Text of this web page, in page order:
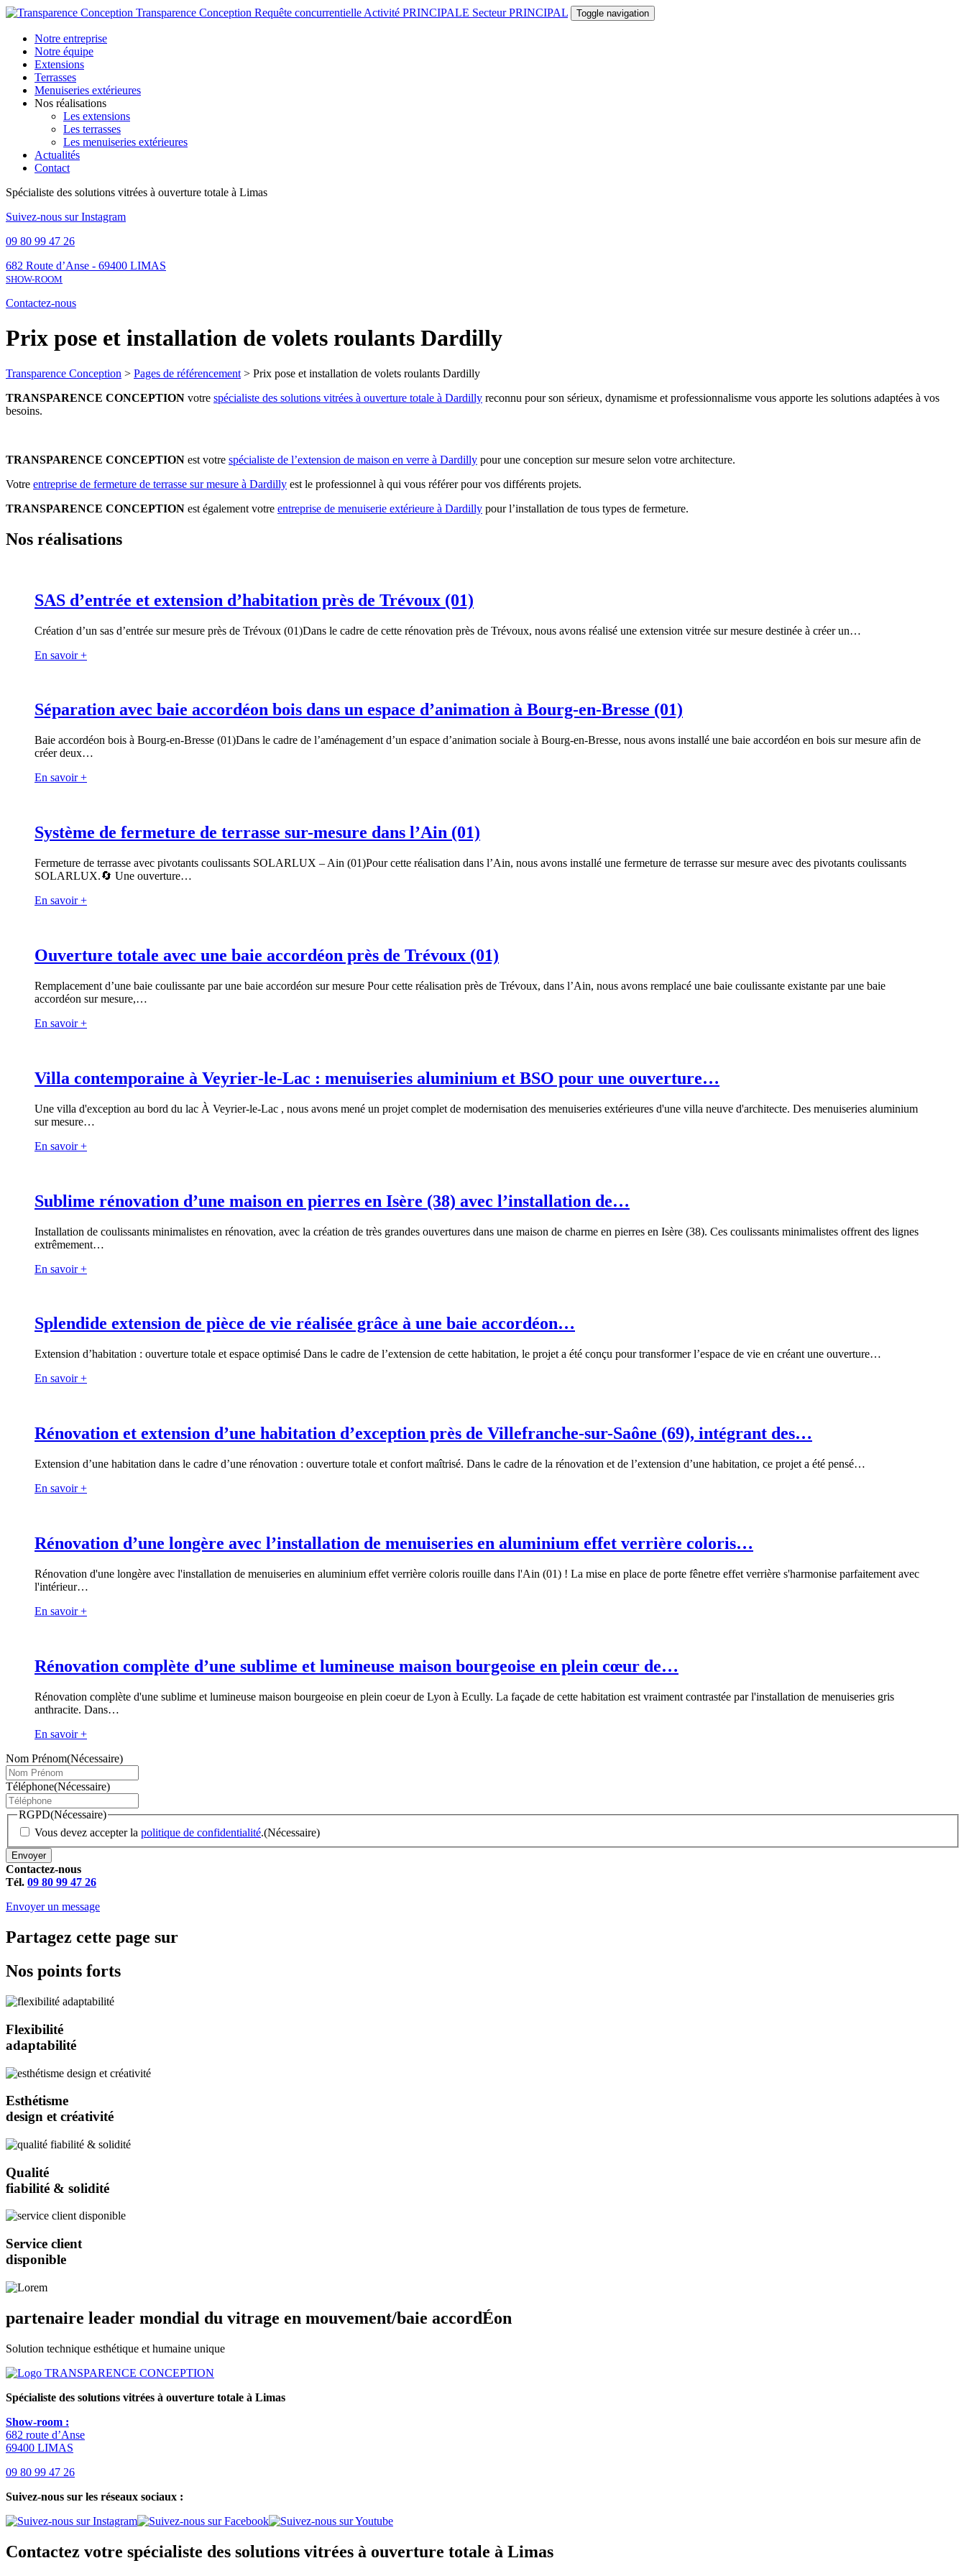
Transparence Conception Requête concurrentielle Activité PRINCIPALE Secteur PRINCIPAL Toggle navigation
Notre entreprise
Notre équipe
Extensions
Terrasses
Menuiseries extérieures
Nos réalisations
Les extensions
Les terrasses
Les menuiseries extérieures
Actualités
Contact
Spécialiste des solutions vitrées à ouverture totale à Limas
Suivez-nous sur Instagram
09 80 99 47 26
682 Route d’Anse - 69400 LIMAS
SHOW-ROOM
Contactez-nous
Prix pose et installation de volets roulants Dardilly
Transparence Conception > Pages de référencement > Prix pose et installation de volets roulants Dardilly
TRANSPARENCE CONCEPTION votre spécialiste des solutions vitrées à ouverture totale à Dardilly reconnu pour son sérieux, dynamisme et professionnalisme vous apporte les solutions adaptées à vos
besoins.
TRANSPARENCE CONCEPTION est votre spécialiste de l’extension de maison en verre à Dardilly pour une conception sur mesure selon votre architecture.
Votre entreprise de fermeture de terrasse sur mesure à Dardilly est le professionnel à qui vous référer pour vos différents projets.
TRANSPARENCE CONCEPTION est également votre entreprise de menuiserie extérieure à Dardilly pour l’installation de tous types de fermeture.
Nos réalisations
SAS d’entrée et extension d’habitation près de Trévoux (01)
Création d’un sas d’entrée sur mesure près de Trévoux (01)Dans le cadre de cette rénovation près de Trévoux, nous avons réalisé une extension vitrée sur mesure destinée à créer un…
En savoir +
Séparation avec baie accordéon bois dans un espace d’animation à Bourg-en-Bresse (01)
Baie accordéon bois à Bourg-en-Bresse (01)Dans le cadre de l’aménagement d’un espace d’animation sociale à Bourg-en-Bresse, nous avons installé une baie accordéon en bois sur mesure afin de
créer deux…
En savoir +
Système de fermeture de terrasse sur-mesure dans l’Ain (01)
Fermeture de terrasse avec pivotants coulissants SOLARLUX – Ain (01)Pour cette réalisation dans l’Ain, nous avons installé une fermeture de terrasse sur mesure avec des pivotants coulissants
SOLARLUX.🔄 Une ouverture…
En savoir +
Ouverture totale avec une baie accordéon près de Trévoux (01)
Remplacement d’une baie coulissante par une baie accordéon sur mesure Pour cette réalisation près de Trévoux, dans l’Ain, nous avons remplacé une baie coulissante existante par une baie
accordéon sur mesure,…
En savoir +
Villa contemporaine à Veyrier‑le‑Lac : menuiseries aluminium et BSO pour une ouverture…
Une villa d'exception au bord du lac À Veyrier‑le‑Lac , nous avons mené un projet complet de modernisation des menuiseries extérieures d'une villa neuve d'architecte. Des menuiseries aluminium
sur mesure…
En savoir +
Sublime rénovation d’une maison en pierres en Isère (38) avec l’installation de…
Installation de coulissants minimalistes en rénovation, avec la création de très grandes ouvertures dans une maison de charme en pierres en Isère (38). Ces coulissants minimalistes offrent des lignes
extrêmement…
En savoir +
Splendide extension de pièce de vie réalisée grâce à une baie accordéon…
Extension d’habitation : ouverture totale et espace optimisé Dans le cadre de l’extension de cette habitation, le projet a été conçu pour transformer l’espace de vie en créant une ouverture…
En savoir +
Rénovation et extension d’une habitation d’exception près de Villefranche-sur-Saône (69), intégrant des…
Extension d’une habitation dans le cadre d’une rénovation : ouverture totale et confort maîtrisé. Dans le cadre de la rénovation et de l’extension d’une habitation, ce projet a été pensé…
En savoir +
Rénovation d’une longère avec l’installation de menuiseries en aluminium effet verrière coloris…
Rénovation d'une longère avec l'installation de menuiseries en aluminium effet verrière coloris rouille dans l'Ain (01) ! La mise en place de porte fênetre effet verrière s'harmonise parfaitement avec
l'intérieur…
En savoir +
Rénovation complète d’une sublime et lumineuse maison bourgeoise en plein cœur de…
Rénovation complète d'une sublime et lumineuse maison bourgeoise en plein coeur de Lyon à Ecully. La façade de cette habitation est vraiment contrastée par l'installation de menuiseries gris
anthracite. Dans…
En savoir +
Nom Prénom(Nécessaire)
Téléphone(Nécessaire)
RGPD(Nécessaire)
Vous devez accepter la politique de confidentialité.(Nécessaire)
Envoyer
Contactez-nous
Tél. 09 80 99 47 26
Envoyer un message
Partagez cette page sur
Nos points forts
Flexibilité
adaptabilité
Esthétisme
design et créativité
Qualité
fiabilité & solidité
Service client
disponible
partenaire leader mondial du vitrage en mouvement/baie accordÉon
Solution technique esthétique et humaine unique
Spécialiste des solutions vitrées à ouverture totale à Limas
Show-room :
682 route d’Anse
69400 LIMAS
09 80 99 47 26
Suivez-nous sur les réseaux sociaux :
Contactez votre spécialiste des solutions vitrées à ouverture totale à Limas